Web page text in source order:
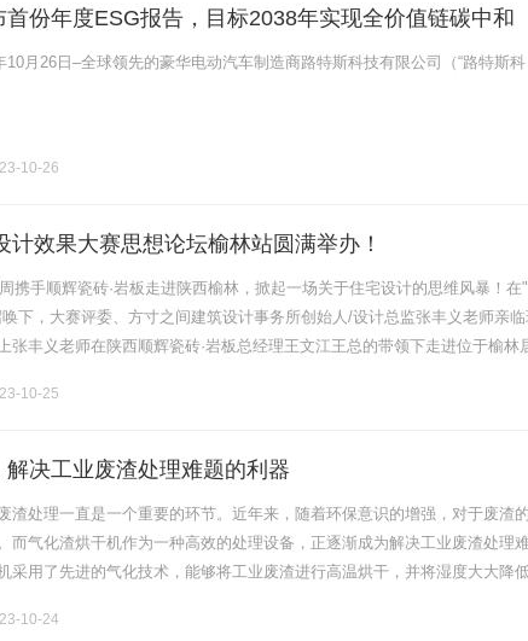
首份年度ESG报告，目标2038年实现全价值链碳中和
10月26日–全球领先的豪华电动汽车制造商路特斯科技有限公司（“路特斯科
10-26
计效果大赛思想论坛榆林站圆满举办！
携手顺辉瓷砖·岩板走进陕西榆林，掀起一场关于住宅设计的思维风暴！在
下，大赛评委、方寸之间建筑设计事务所创始人/设计总监张丰义老师亲
张丰义老师在陕西顺辉瓷砖·岩板总经理王文江王总的带领下走进位于榆林
10-25
决工业废渣处理难题的利器
渣处理一直是一个重要的环节。近年来，随着环保意识的增强，对于废渣
而气化渣烘干机作为一种高效的处理设备，正逐渐成为解决工业废渣处理
采用了先进的气化技术，能够将工业废渣进行高温烘干，并将湿度大大降低
10-24